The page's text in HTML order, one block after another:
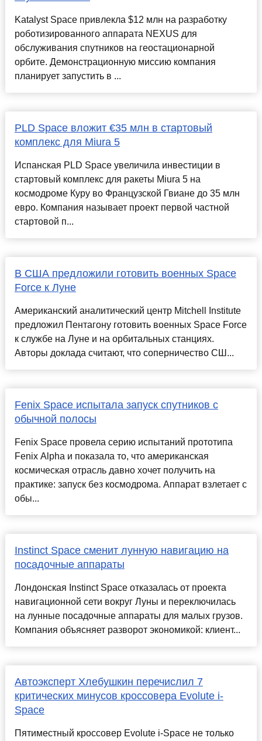
Katalyst Space привлекла $12 млн на разработку
роботизированного аппарата NEXUS для
обслуживания спутников на геостационарной
орбите. Демонстрационную миссию компания
планирует запустить в ...
PLD Space вложит €35 млн в стартовый
комплекс для Miura 5
Испанская PLD Space увеличила инвестиции в
стартовый комплекс для ракеты Miura 5 на
космодроме Куру во Французской Гвиане до 35 млн
евро. Компания называет проект первой частной
стартовой п...
В США предложили готовить военных Space
Force к Луне
Американский аналитический центр Mitchell Institute
предложил Пентагону готовить военных Space Force
к службе на Луне и на орбитальных станциях.
Авторы доклада считают, что соперничество СШ...
Fenix Space испытала запуск спутников с
обычной полосы
Fenix Space провела серию испытаний прототипа
Fenix Alpha и показала то, что американская
космическая отрасль давно хочет получить на
практике: запуск без космодрома. Аппарат взлетает с
обы...
Instinct Space сменит лунную навигацию на
посадочные аппараты
Лондонская Instinct Space отказалась от проекта
навигационной сети вокруг Луны и переключилась
на лунные посадочные аппараты для малых грузов.
Компания объясняет разворот экономикой: клиент...
Автоэксперт Хлебушкин перечислил 7
критических минусов кроссовера Evolute i-
Space
Пятиместный кроссовер Evolute i‑Space не только